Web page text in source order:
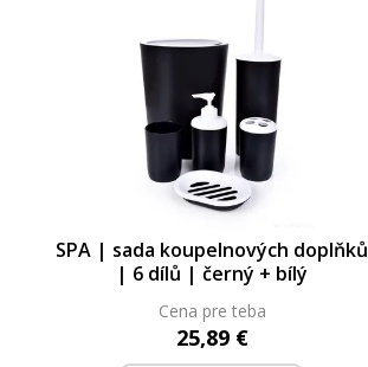
SPA | sada koupelnových doplňků
| 6 dílů | černý + bílý
Cena pre teba
25,89 €